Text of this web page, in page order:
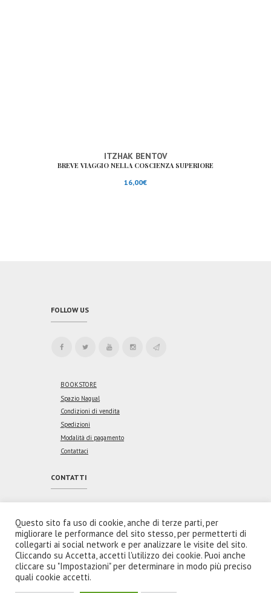
ITZHAK BENTOV
BREVE VIAGGIO NELLA COSCIENZA SUPERIORE
16,00€
FOLLOW US
BOOKSTORE
Spazio Nagual
Condizioni di vendita
Spedizioni
Modalità di pagamento
Contattaci
CONTATTI
00176 Roma
Email:
redazione@spaziointeriore.com
Questo sito fa uso di cookie, anche di terze parti, per
migliorare le performance del sito stesso, per permetterti di
collegarti ai social network e per analizzare le visite del sito.
Cliccando su Accetta, accetti l'utilizzo dei cookie. Puoi anche
cliccare su "Impostazioni" per determinare in modo più preciso
quali cookie accetti.